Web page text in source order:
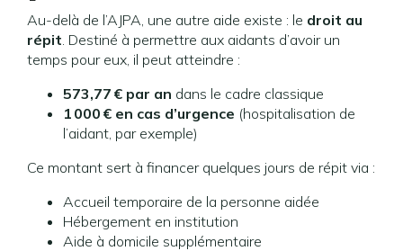
Au-delà de l’AJPA, une autre aide existe : le droit au
répit. Destiné à permettre aux aidants d’avoir un
temps pour eux, il peut atteindre :
573,77 € par an dans le cadre classique
1 000 € en cas d’urgence (hospitalisation de
l’aidant, par exemple)
Ce montant sert à financer quelques jours de répit via :
Accueil temporaire de la personne aidée
Hébergement en institution
Aide à domicile supplémentaire